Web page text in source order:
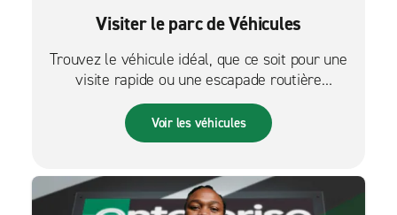
Visiter le parc de Véhicules
Trouvez le véhicule idéal, que ce soit pour une
visite rapide ou une escapade routière
palpitante.
Voir les véhicules